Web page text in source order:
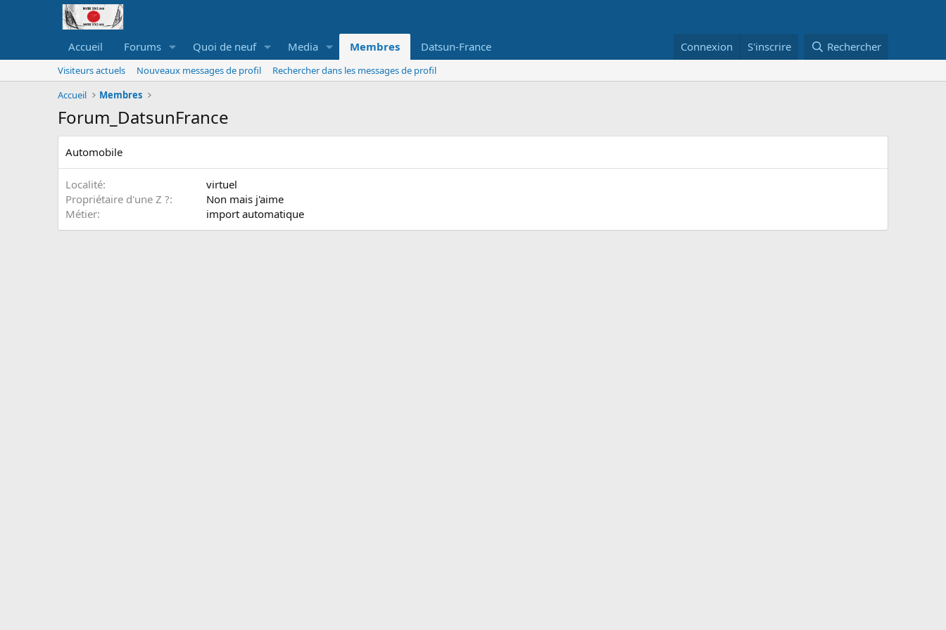
Accueil Forums Quoi de neuf Media Membres Datsun-France Connexion S'inscrire Rechercher
Visiteurs actuels Nouveaux messages de profil
Rechercher dans les messages de profil
Accueil
Membres
Forum_DatsunFrance
Automobile
Localité
virtuel
Propriétaire d'une Z ?
Non mais j'aime
Métier
import automatique